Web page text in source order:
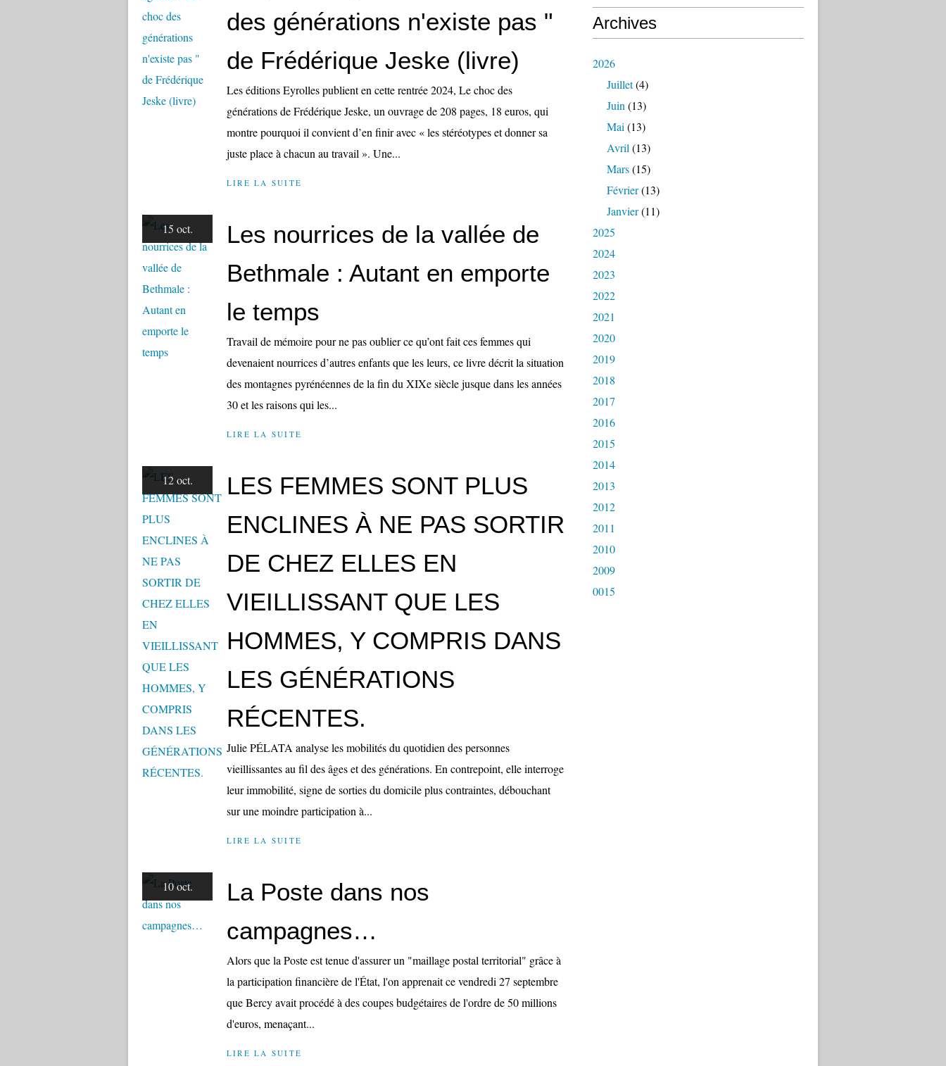
des générations n'existe pas "
de Frédérique Jeske (livre)
Les éditions Eyrolles publient en cette rentrée 2024, Le choc des
générations de Frédérique Jeske, un ouvrage de 208 pages, 18 euros, qui
montre pourquoi il convient d’en finir avec « les stéréotypes et donner sa
juste place à chacun au travail ». Une...
LIRE LA SUITE
15 oct.
Les nourrices de la vallée de
Bethmale : Autant en emporte
le temps
Travail de mémoire pour ne pas oublier ce qu’ont fait ces femmes qui
devenaient nourrices d’autres enfants que les leurs, ce livre décrit la situation
des montagnes pyrénéennes de la fin du XIXe siècle jusque dans les années
30 et les raisons qui les...
LIRE LA SUITE
12 oct.
LES FEMMES SONT PLUS
ENCLINES À NE PAS SORTIR
DE CHEZ ELLES EN
VIEILLISSANT QUE LES
HOMMES, Y COMPRIS DANS
LES GÉNÉRATIONS
RÉCENTES.
Julie PÉLATA analyse les mobilités du quotidien des personnes
vieillissantes au fil des âges et des générations. En contrepoint, elle interroge
leur immobilité, signe de sorties du domicile plus contraintes, débouchant
sur une moindre participation à...
LIRE LA SUITE
10 oct.
La Poste dans nos
campagnes…
Alors que la Poste est tenue d'assurer un "maillage postal territorial" grâce à
la participation financière de l'État, l'on apprenait ce vendredi 27 septembre
que Bercy avait procédé à des coupes budgétaires de l'ordre de 50 millions
d'euros, menaçant...
LIRE LA SUITE
Archives
2026
Juillet(4)
Juin (13)
Mai (13)
Avril (13)
Mars(15)
Février(13)
Janvier(11)
2025
2024
2023
2022
2021
2020
2019
2018
2017
2016
2015
2014
2013
2012
2011
2010
2009
0015